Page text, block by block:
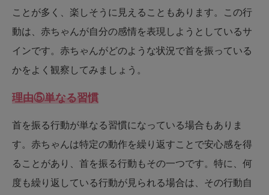
ことが多く、楽しそうに見えることもあります。この行
動は、赤ちゃんが自分の感情を表現しようとしているサ
インです。赤ちゃんがどのような状況で首を振っている
かをよく観察してみましょう。
理由⑤単なる習慣
首を振る行動が単なる習慣になっている場合もありま
す。赤ちゃんは特定の動作を繰り返すことで安心感を得
ることがあり、首を振る行動もその一つです。特に、何
度も繰り返している行動が見られる場合は、その行動自